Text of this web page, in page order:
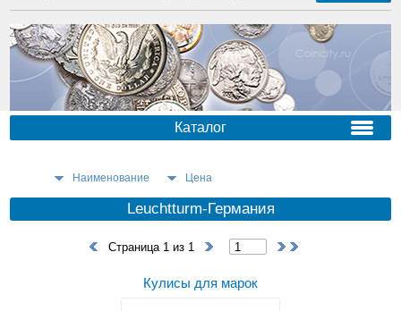
Каталог
Наименование Цена
Leuchtturm-Германия
Страница 1 из 1
Кулисы для марок